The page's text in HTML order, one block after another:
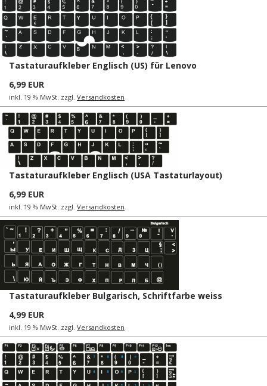
Tastaturaufkleber Englisch (US) für Lenovo
6,99 EUR
inkl. 19 % MwSt. zzgl. Versandkosten
Tastaturaufkleber Englisch (USA Tastaturlayout)
6,99 EUR
inkl. 19 % MwSt. zzgl. Versandkosten
Tastaturaufkleber Bulgarisch, Schriftfarbe weiss
4,99 EUR
inkl. 19 % MwSt. zzgl. Versandkosten